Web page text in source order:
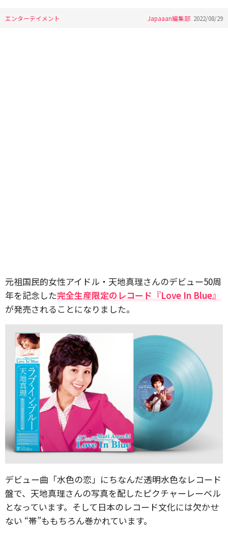
エンターテイメント Japaaan編集部 2022/08/29
元祖国民的女性アイドル・天地真理さんのデビュー50周
年を記念した完全生産限定のレコード『Love In Blue』
が発売されることになりました。
デビュー曲「水色の恋」にちなんだ透明水色なレコード
盤で、天地真理さんの写真を配したピクチャーレーベル
となっています。そして日本のレコード文化には欠かせ
ない “帯”ももちろん巻かれています。